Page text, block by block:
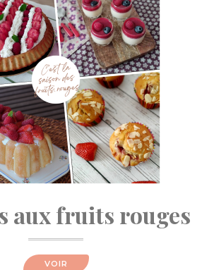
aux fruits rouges
VOIR